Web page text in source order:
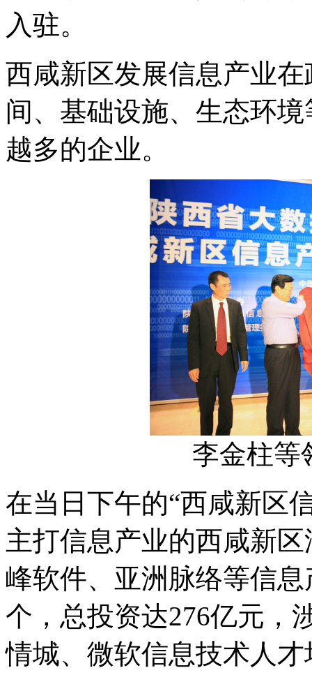
入驻。
西咸新区发展信息产业
间、基础设施、生态环
越多的企业。
李金柱等
在当日下午的“西咸新区
主打信息产业的西咸新
峰软件、亚洲脉络等信
个，总投资达276亿元，
情城、微软信息技术人